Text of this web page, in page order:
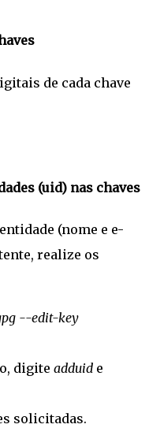
de cada chave
(uid) nas chaves
(nome e e-
realize os
--edit-key
digite adduid e
solicitadas.